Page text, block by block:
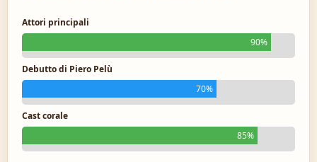
Attori principali
90%
Debutto di Piero Pelù
70%
Cast corale
85%